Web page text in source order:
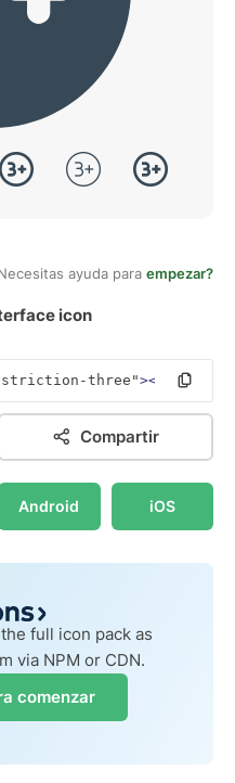
ayuda para empezar?
icon
three"></i>
Compartir
Android iOS
full icon pack as
via NPM or CDN.
comenzar